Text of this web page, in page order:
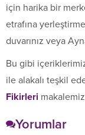
için harika bir
etrafına
duvarınız veya
Bu gibi
ile alakalı teşkil
Fikirleri
Yorumlar